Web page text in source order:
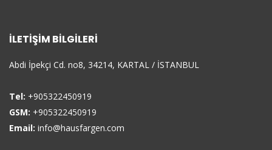
İLETIŞIM BILGILERI
Abdi İpekçi Cd. no8, 34214, KARTAL / İSTANBUL
Tel: +905322450919
GSM: +905322450919
Email: info@hausfargen.com